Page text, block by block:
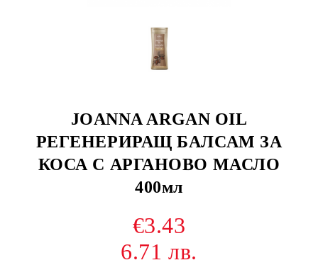
JOANNA ARGAN OIL
РЕГЕНЕРИРАЩ БАЛСАМ ЗА
КОСА С АРГАНОВО МАСЛО
400мл
€3.43
6.71 лв.